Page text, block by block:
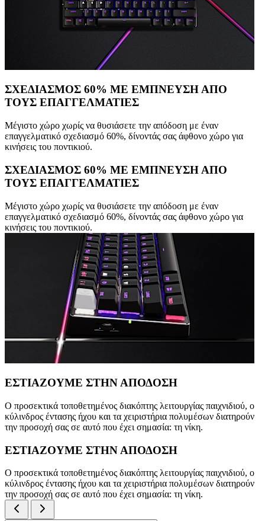
ΣΧΕΔΙΑΣΜΟΣ 60% ΜΕ ΕΜΠΝΕΥΣΗ ΑΠΟ
ΤΟΥΣ ΕΠΑΓΓΕΛΜΑΤΙΕΣ
Μέγιστο χώρο χωρίς να θυσιάσετε την απόδοση με έναν
επαγγελματικό σχεδιασμό 60%, δίνοντάς σας άφθονο χώρο για
κινήσεις του ποντικιού.
ΣΧΕΔΙΑΣΜΟΣ 60% ΜΕ ΕΜΠΝΕΥΣΗ ΑΠΟ
ΤΟΥΣ ΕΠΑΓΓΕΛΜΑΤΙΕΣ
Μέγιστο χώρο χωρίς να θυσιάσετε την απόδοση με έναν
επαγγελματικό σχεδιασμό 60%, δίνοντάς σας άφθονο χώρο για
κινήσεις του ποντικιού.
ΕΣΤΙΑZOYME ΣΤΗΝ ΑΠΟΔΟΣΗ
Ο προσεκτικά τοποθετημένος διακόπτης λειτουργίας παιχνιδιού, ο
κύλινδρος έντασης ήχου και τα χειριστήρια πολυμέσων διατηρούν
την προσοχή σας σε αυτό που έχει σημασία: τη νίκη.
ΕΣΤΙΑZOYME ΣΤΗΝ ΑΠΟΔΟΣΗ
Ο προσεκτικά τοποθετημένος διακόπτης λειτουργίας παιχνιδιού, ο
κύλινδρος έντασης ήχου και τα χειριστήρια πολυμέσων διατηρούν
την προσοχή σας σε αυτό που έχει σημασία: τη νίκη.